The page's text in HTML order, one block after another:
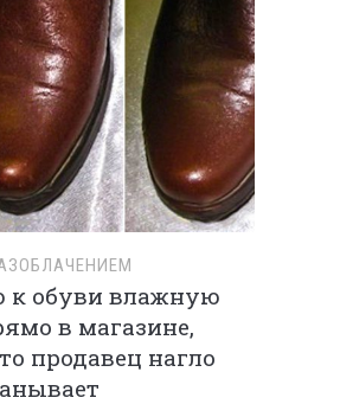
обуви влажную
в магазине,
продавец нагло